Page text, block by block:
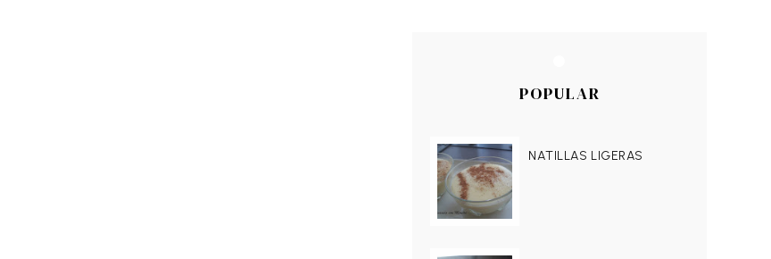
POPULAR
NATILLAS LIGERAS